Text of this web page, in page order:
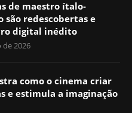
de maestro ítalo-
são redescobertas e
digital inédito
de 2026
como o cinema criar
e estimula a imaginação